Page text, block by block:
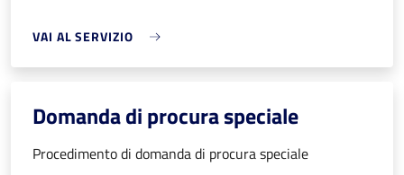
VAI AL SERVIZIO
Domanda di procura speciale
Procedimento di domanda di procura speciale